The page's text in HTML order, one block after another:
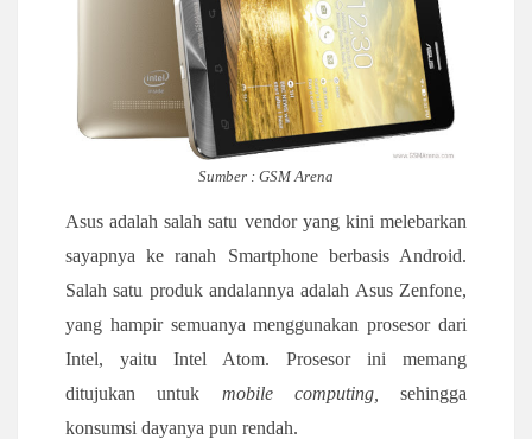
Sumber : GSM Arena
Asus adalah salah satu vendor yang kini melebarkan
sayapnya ke ranah Smartphone berbasis Android.
Salah satu produk andalannya adalah Asus Zenfone,
yang hampir semuanya menggunakan prosesor dari
Intel, yaitu Intel Atom. Prosesor ini memang
ditujukan untuk mobile computing, sehingga
konsumsi dayanya pun rendah.